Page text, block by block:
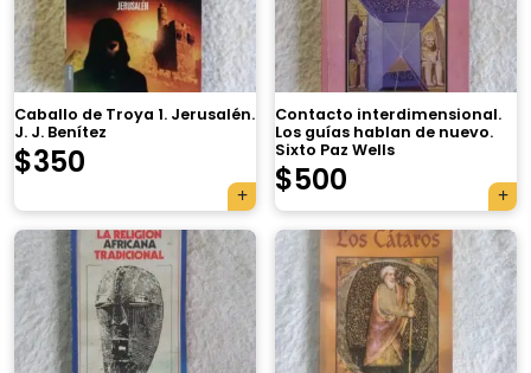
Caballo de Troya 1. Jerusalén.
J. J. Benítez
$350
Contacto interdimensional.
Los guías hablan de nuevo.
Sixto Paz Wells
$500